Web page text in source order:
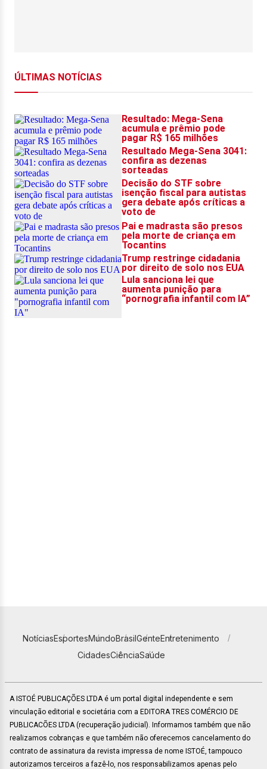
NotíciasEsportesMundoBrasilGenteEntretenimento
CidadesCiênciaSaúde
A ISTOÉ PUBLICAÇÕES LTDA é um portal digital independente e sem
vinculação editorial e societária com a EDITORA TRES COMÉRCIO DE
PUBLICACÕES LTDA (recuperação judicial). Informamos também que não
realizamos cobranças e que também não oferecemos cancelamento do
contrato de assinatura da revista impressa de nome ISTOÉ, tampouco
autorizamos terceiros a fazê-lo, nos responsabilizamos apenas pelo